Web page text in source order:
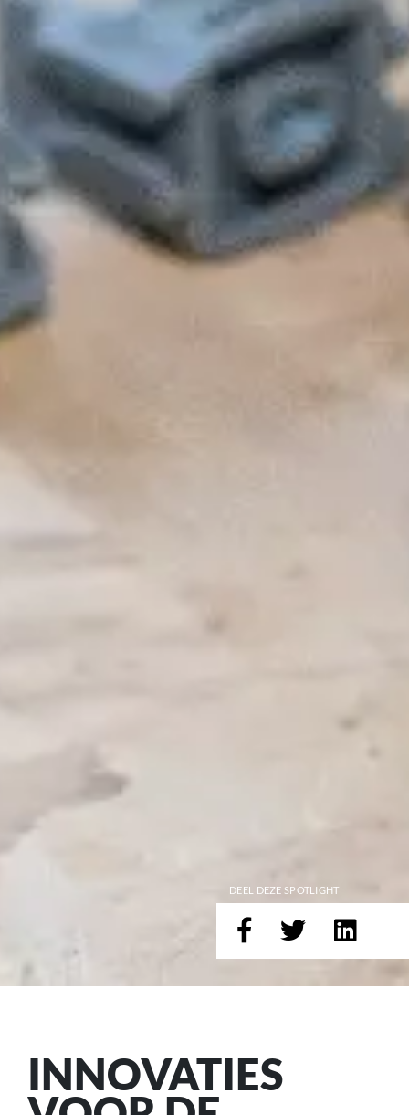
DEEL DEZE SPOTLIGHT
INNOVATIES